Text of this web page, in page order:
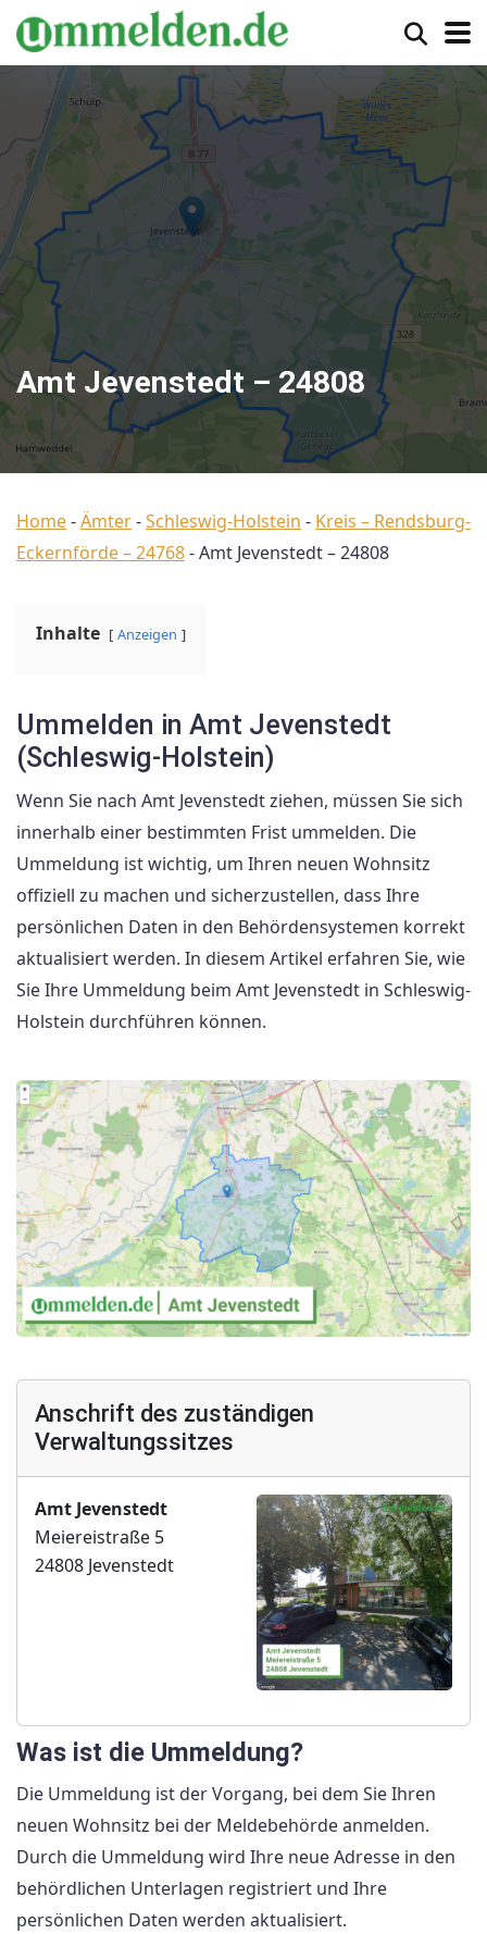
Amt Jevenstedt – 24808
Home-Ämter-Schleswig-Holstein - Kreis – Rendsburg-
Eckernförde – 24768-Amt Jevenstedt – 24808
Inhalte Anzeigen
Ummelden in Amt Jevenstedt
(Schleswig-Holstein)
Wenn Sie nach Amt Jevenstedt ziehen, müssen Sie sich
innerhalb einer bestimmten Frist ummelden. Die
Ummeldung ist wichtig, um Ihren neuen Wohnsitz
offiziell zu machen und sicherzustellen, dass Ihre
persönlichen Daten in den Behördensystemen korrekt
aktualisiert werden. In diesem Artikel erfahren Sie, wie
Sie Ihre Ummeldung beim Amt Jevenstedt in Schleswig-
Holstein durchführen können.
Anschrift des zuständigen
Verwaltungssitzes
Amt Jevenstedt
Meiereistraße 5
24808 Jevenstedt
Was ist die Ummeldung?
Die Ummeldung ist der Vorgang, bei dem Sie Ihren
neuen Wohnsitz bei der Meldebehörde anmelden.
Durch die Ummeldung wird Ihre neue Adresse in den
behördlichen Unterlagen registriert und Ihre
persönlichen Daten werden aktualisiert.